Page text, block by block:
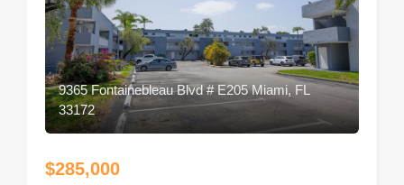
9365 Fontainebleau Blvd # E205 Miami, FL
33172
$285,000